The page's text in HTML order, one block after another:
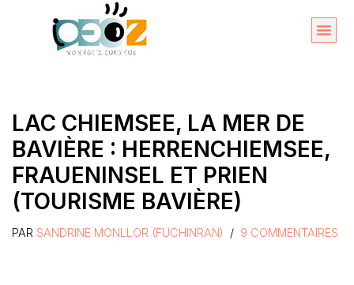
LAC CHIEMSEE, LA MER DE
BAVIÈRE : HERRENCHIEMSEE,
FRAUENINSEL ET PRIEN
(TOURISME BAVIÈRE)
PAR SANDRINE MONLLOR (FUCHINRAN) 9 COMMENTAIRES